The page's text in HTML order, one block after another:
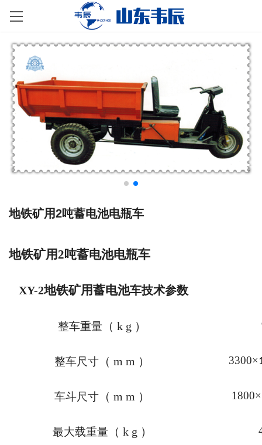
地铁矿用2吨蓄电池电瓶车
地铁矿用2吨蓄电池电瓶车
XY-2地铁矿用蓄电池车技术参数
整车重量 （ kg ）
整车尺寸 （ mm ） 3300×
车斗尺寸 （ mm ） 1800×
最大载重量 （ kg ）